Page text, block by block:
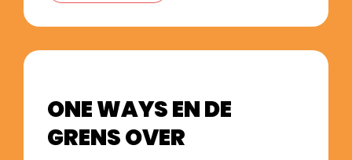
ONE WAYS EN DE
GRENS OVER